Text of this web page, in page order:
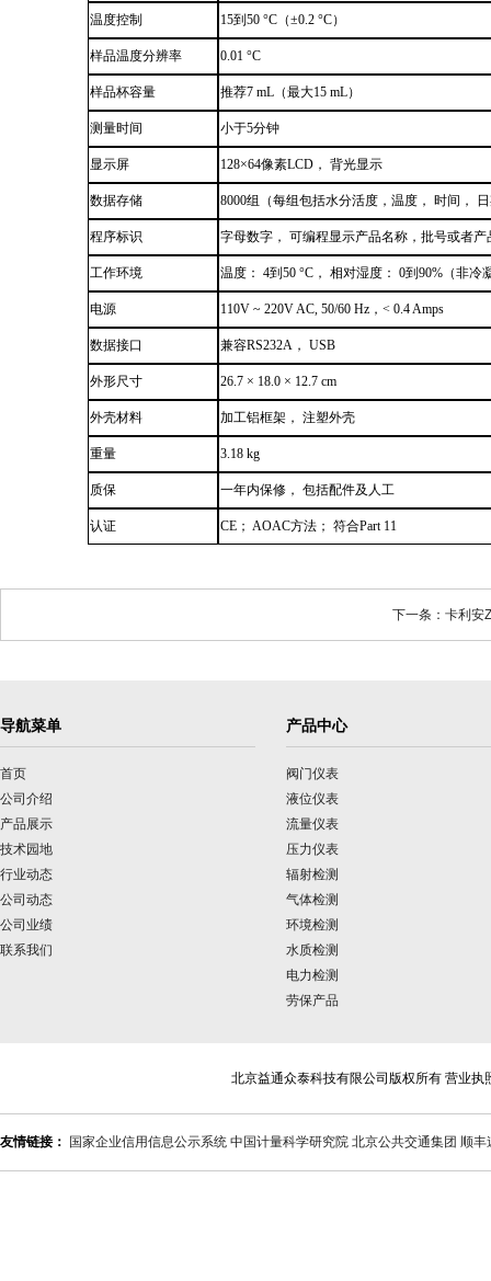
温度控制 15到50°C （±0.2°C）
样品温度分辨率 0.01°C
样品杯容量 推荐7 mL （最大15 mL）
测量时间 小于5分钟
显示屏 128×64像素LCD ， 背光显示
数据存储 8000组（每组包括水分活度，温度， 时间，
程序标识 字母数字， 可编程显示产品名称，批号或者产
工作环境 温度：4到50°C ， 相对湿度：0到90% （非冷
电源 110V ~ 220V AC, 50/60 Hz ，< 0.4 Amps
数据接口 兼容RS232A ，USB
外形尺寸 26.7 × 18.0 × 12.7 cm
外壳材料 加工铝框架， 注塑外壳
重量 3.18 kg
质保 一年内保修， 包括配件及人工
认证 CE ；AOAC方法； 符合Part 11
下一条：卡利安
导航菜单
首页
公司介绍
产品展示
技术园地
行业动态
公司动态
公司业绩
联系我们
产品中心
阀门仪表
液位仪表
流量仪表
压力仪表
辐射检测
气体检测
环境检测
水质检测
电力检测
劳保产品
北京益通众泰科技有限公司版权所有 营业执
友情链接： 国家企业信用信息公示系统 中国计量科学研究院 北京公共交通集团 顺丰